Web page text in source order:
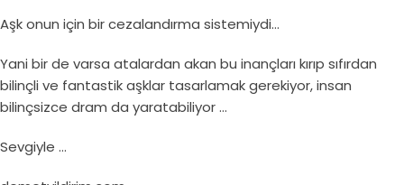
Aşk onun için bir cezalandırma sistemiydi…
Yani bir de varsa atalardan akan bu inançları kırıp sıfırdan
bilinçli ve fantastik aşklar tasarlamak gerekiyor, insan
bilinçsizce dram da yaratabiliyor …
Sevgiyle …